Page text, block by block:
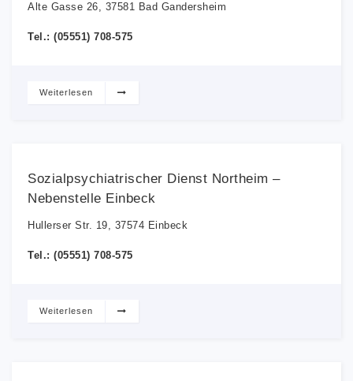
Alte Gasse 26, 37581 Bad Gandersheim
Tel.: (05551) 708-575
Weiterlesen
Sozialpsychiatrischer Dienst Northeim –
Nebenstelle Einbeck
Hullerser Str. 19, 37574 Einbeck
Tel.: (05551) 708-575
Weiterlesen